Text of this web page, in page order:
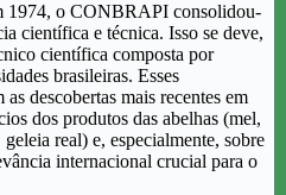
1974, o CONBRAPI consolidou-
científica e técnica. Isso se deve,
científica composta por
brasileiras. Esses
as descobertas mais recentes em
dos produtos das abelhas (mel,
real) e, especialmente, sobre
internacional crucial para o